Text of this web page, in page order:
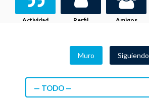
Actividad Perfil Amigos
Muro Siguiendo
— TODO —